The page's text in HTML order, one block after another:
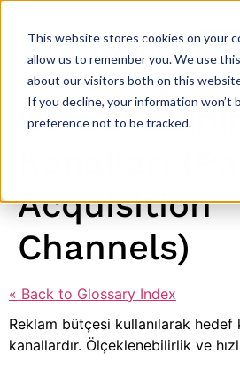
This website stores cookies on your
allow us to remember you. We use
about our visitors both on this
If you decline, your information
preference not to be tracked.
Ücretli
Acquisition
Channels)
« Back to Glossary Index
Reklam bütçesi kullanılarak hedef
kanallardır. Ölçeklenebilirlik ve